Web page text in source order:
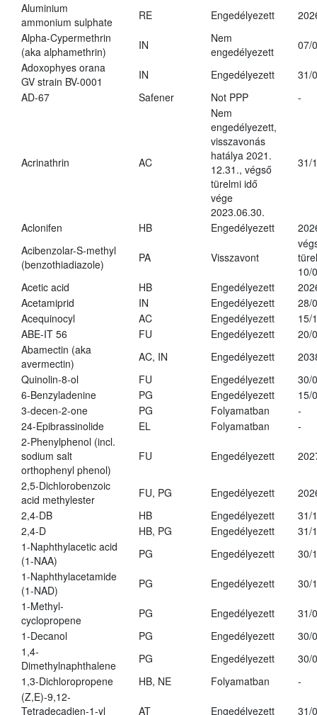
Aluminium
ammonium sulphate
RE Engedélyezett
Alpha-Cypermethrin
(aka alphamethrin)
IN
Nem
engedélyezett
07/
Adoxophyes orana
GV strain BV-0001
IN Engedélyezett
31/
AD-67
Safener Not PPP -
Acrinathrin AC
Nem
engedélyezett,
visszavonás
hatálya 2021.
12.31., végső
türelmi idő
vége
2023.06.30.
31/
Aclonifen HB Engedélyezett
Acibenzolar-S-methyl
(benzothiadiazole)
PA Visszavont
10/
Acetic acid
HB Engedélyezett
Acetamiprid
IN Engedélyezett
28/
Acequinocyl
AC Engedélyezett
15/
ABE-IT 56
FU Engedélyezett
20/
Abamectin (aka
avermectin)
AC, IN Engedélyezett
Quinolin-8-ol
FU Engedélyezett
30/
6-Benzyladenine
PG Engedélyezett
15/
3-decen-2-one
PG Folyamatban
-
24-Epibrassinolide
EL Folyamatban
-
2-Phenylphenol (incl.
sodium salt
orthophenyl phenol)
FU Engedélyezett
2,5-Dichlorobenzoic
acid methylester
FU, PG Engedélyezett
2,4-DB
HB Engedélyezett
31/
2,4-D
HB, PG Engedélyezett
31/
1-Naphthylacetic acid
(1-NAA)
PG Engedélyezett
30/
1-Naphthylacetamide
(1-NAD)
PG Engedélyezett
30/
1-Methyl-
cyclopropene
PG Engedélyezett
31/
1-Decanol
PG Engedélyezett
30/
1,4-
Dimethylnaphthalene
PG Engedélyezett
30/
1,3-Dichloropropene
HB, NE Folyamatban
-
(Z,E)-9,12-
Tetradecadien-1-yl
AT Engedélyezett 31/